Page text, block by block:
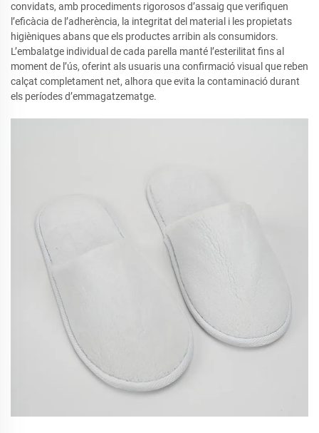
convidats, amb procediments rigorosos d’assaig que verifiquen
l’eficàcia de l’adherència, la integritat del material i les propietats
higièniques abans que els productes arribin als consumidors.
L’embalatge individual de cada parella manté l’esterilitat fins al
moment de l’ús, oferint als usuaris una confirmació visual que reben
calçat completament net, alhora que evita la contaminació durant
els períodes d’emmagatzematge.